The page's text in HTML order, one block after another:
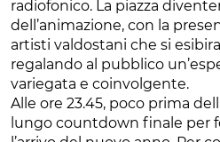
radiofonico. La piazza
dell’animazione, con la
artisti valdostani che si
regalando al pubblico
variegata e coinvolgente.
Alle ore 23.45, poco prima
lungo countdown finale per